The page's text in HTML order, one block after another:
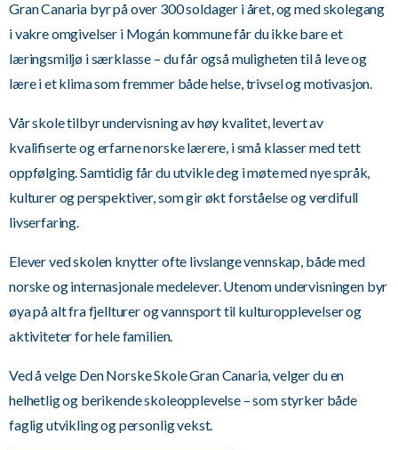
Gran Canaria byr på over 300 soldager i året, og med skolegang
i vakre omgivelser i Mogán kommune får du ikke bare et
læringsmiljø i særklasse – du får også muligheten til å leve og
lære i et klima som fremmer både helse, trivsel og motivasjon.
Vår skole tilbyr undervisning av høy kvalitet, levert av
kvalifiserte og erfarne norske lærere, i små klasser med tett
oppfølging. Samtidig får du utvikle deg i møte med nye språk,
kulturer og perspektiver, som gir økt forståelse og verdifull
livserfaring.
Elever ved skolen knytter ofte livslange vennskap, både med
norske og internasjonale medelever. Utenom undervisningen byr
øya på alt fra fjellturer og vannsport til kulturopplevelser og
aktiviteter for hele familien.
Ved å velge Den Norske Skole Gran Canaria, velger du en
helhetlig og berikende skoleopplevelse – som styrker både
faglig utvikling og personlig vekst.